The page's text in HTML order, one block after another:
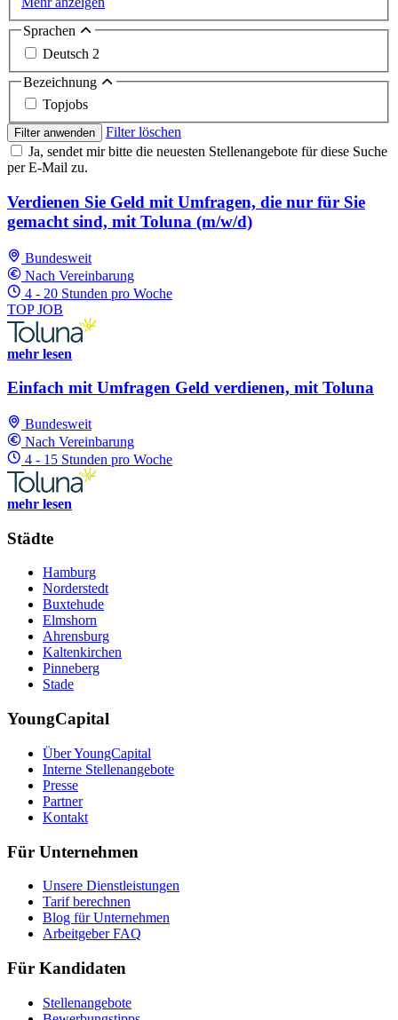
Sprachen
Deutsch 2
Bezeichnung
Topjobs
Filter anwenden
Filter löschen
Ja, sendet mir bitte die neuesten Stellenangebote für diese Suche
per E-Mail zu.
Verdienen Sie Geld mit Umfragen, die nur für Sie
gemacht sind, mit Toluna (m/w/d)
Bundesweit
Nach Vereinbarung
4 - 20 Stunden pro Woche
TOP JOB
mehr lesen
Einfach mit Umfragen Geld verdienen, mit Toluna
Bundesweit
Nach Vereinbarung
4 - 15 Stunden pro Woche
mehr lesen
Städte
Hamburg
Norderstedt
Buxtehude
Elmshorn
Ahrensburg
Kaltenkirchen
Pinneberg
Stade
YoungCapital
Über YoungCapital
Interne Stellenangebote
Presse
Partner
Kontakt
Für Unternehmen
Unsere Dienstleistungen
Tarif berechnen
Blog für Unternehmen
Arbeitgeber FAQ
Für Kandidaten
Stellenangebote